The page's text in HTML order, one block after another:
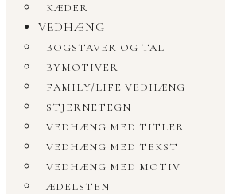
KÆDER
VEDHÆNG
BOGSTAVER OG TAL
BYMOTIVER
FAMILY/LIFE VEDHÆNG
STJERNETEGN
VEDHÆNG MED TITLER
VEDHÆNG MED TEKST
VEDHÆNG MED MOTIV
ÆDELSTEN